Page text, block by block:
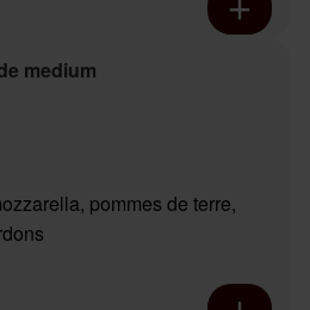
medium
pommes de terre,